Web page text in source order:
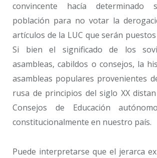
convincente hacía
población para no votar la
artículos de la LUC que serán
Si bien el significado de los
asambleas, cabildos o consejos, la
asambleas populares provenientes
rusa de principios del siglo XX
Consejos de Educación
constitucionalmente en nuestro país.
Puede interpretarse que el jerarca